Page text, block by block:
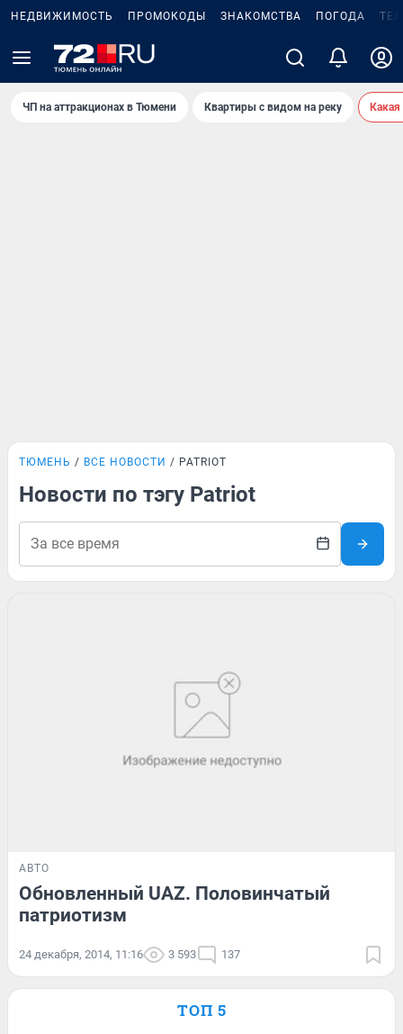
НЕДВИЖИМОСТЬ ПРОМОКОДЫ ЗНАКОМСТВА ПОГОДА
ЧП на аттракционах в Тюмени Квартиры с видом на реку
ТЮМЕНЬ ВСЕ НОВОСТИ PATRIOT
Новости по тэгу Patriot
АВТО
Обновленный UAZ. Половинчатый
патриотизм
24 декабря, 2014, 11:16 3 593 137
ТОП 5